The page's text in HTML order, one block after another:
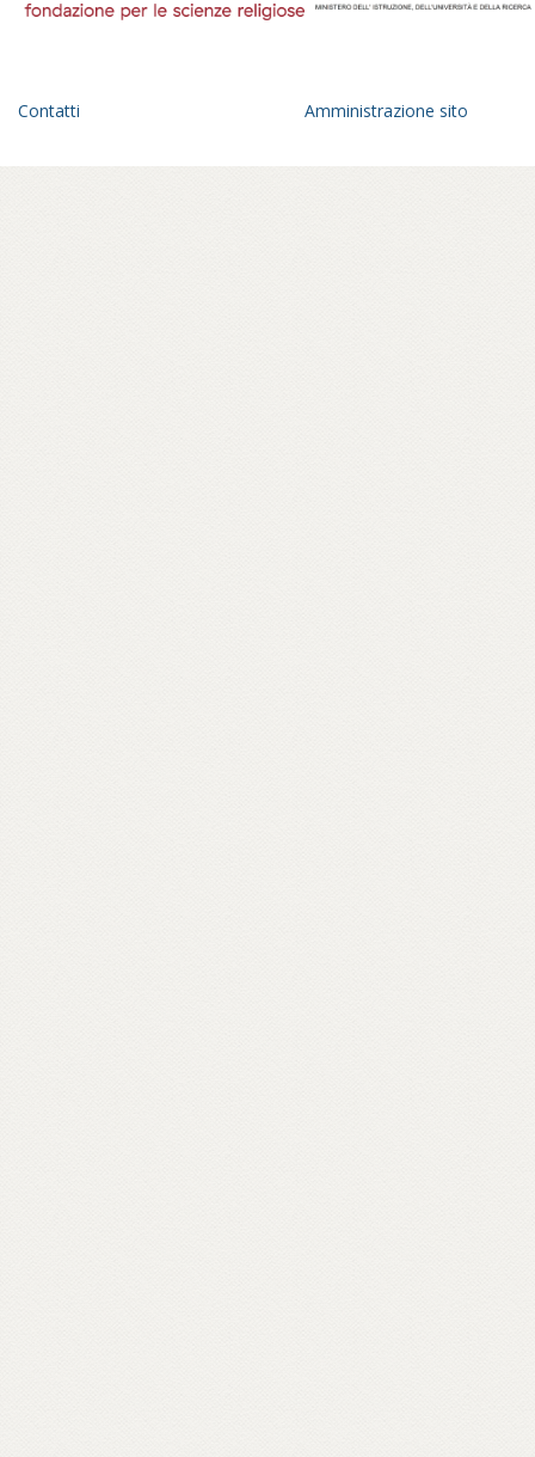
Contatti Amministrazione sito